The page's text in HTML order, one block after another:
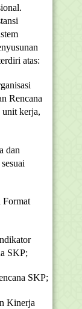
atas:
Rencana
unit kerja,
dan
Format
SKP;
SKP;
Kinerja